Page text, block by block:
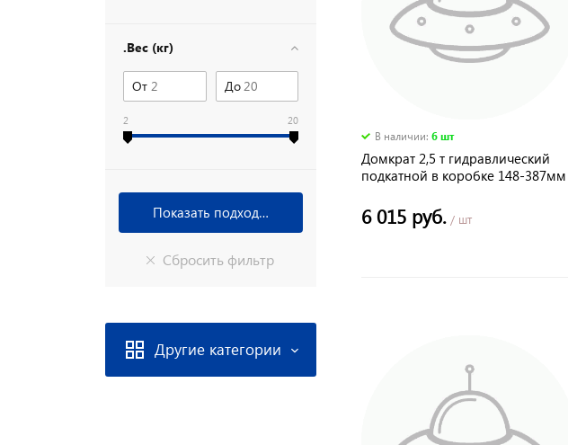
.Вес (кг)
От До
2 20
Другие категории
В наличии: 6 шт
Домкрат 2,5 т гидравлический
подкатной в коробке 148-387мм
6 015 руб. / шт